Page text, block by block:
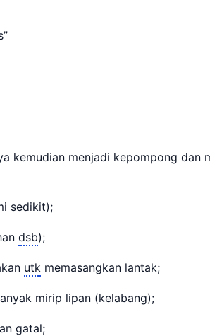
kemudian menjadi kepompong dan
sedikit);
dsb);
utk memasangkan lantak;
mirip lipan (kelabang);
gatal;